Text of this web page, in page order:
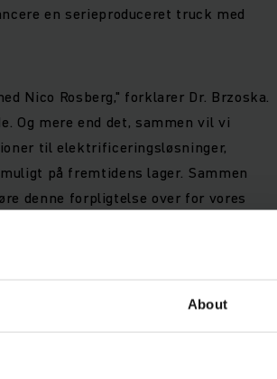
About
en serieproduceret truck med
Nico Rosberg," forklarer Dr. Brzoska.
Og mere end det, sammen vil vi
til elektrificeringsløsninger,
på fremtidens lager. Sammen
denne forpligtelse over for vores